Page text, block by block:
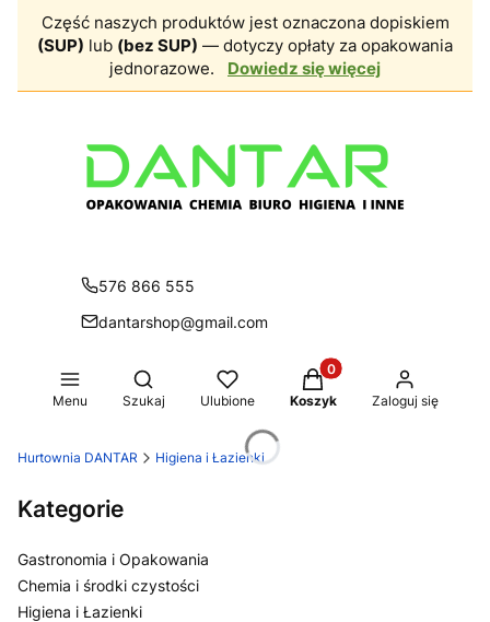
Część naszych produktów jest oznaczona dopiskiem
(SUP) lub (bez SUP) — dotyczy opłaty za opakowania
jednorazowe.
Dowiedz się więcej
576 866 555
dantarshop@gmail.com
Menu
Otwórz wyszukiwarkę
Szukaj Ulubione
Produkty w koszyku:
Koszyk Zaloguj się
Hurtownia DANTAR Higiena i Łazienki
Kategorie
Gastronomia i Opakowania
Chemia i środki czystości
Higiena i Łazienki